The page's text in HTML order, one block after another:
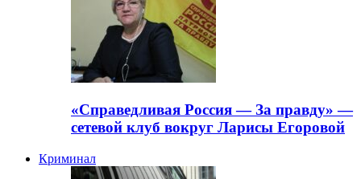
«Справедливая Россия — За правду» —
сетевой клуб вокруг Ларисы Егоровой
Криминал